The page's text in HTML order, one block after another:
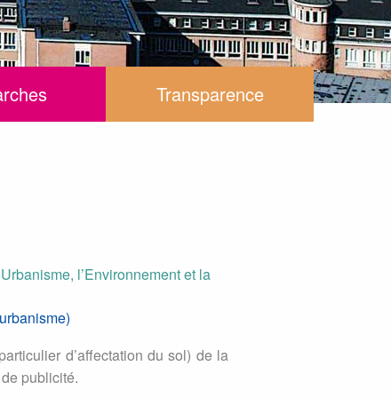
Transparence
l’Environnement et la
d’affectation du sol) de la
publicité.